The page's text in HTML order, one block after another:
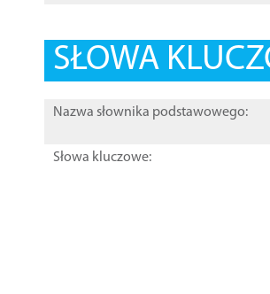
SŁOWA
Nazwa słownika podstawowego:
Słowa kluczowe: